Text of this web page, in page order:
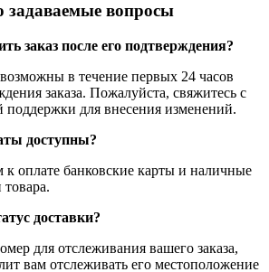
задаваемые вопросы
заказ после его подтверждения?
в течение первых 24 часов
заказа. Пожалуйста, свяжитесь с
для внесения изменений.
доступны?
оплате банковские карты и наличные
доставки?
для отслеживания вашего заказа,
вам отслеживать его местоположение